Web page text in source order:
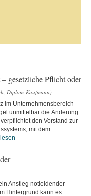
gesetzliche Pflicht oder
Diplom-Kaufmann)
im Unternehmensbereich
unmittelbar die Änderung
den Vorstand zur
mit dem
Anstieg notleidender
Hintergrund kann es